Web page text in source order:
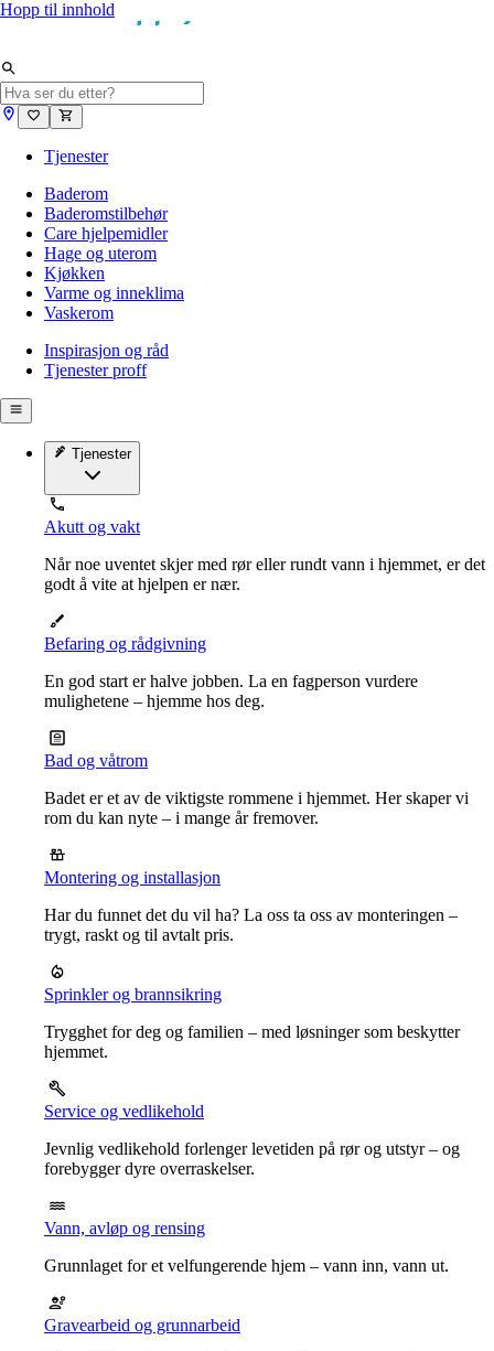
Hopp til innhold
Tjenester
Baderom
Baderomstilbehør
Care hjelpemidler
Hage og uterom
Kjøkken
Varme og inneklima
Vaskerom
Inspirasjon og råd
Tjenester proff
Tjenester
Akutt og vakt
Når noe uventet skjer med rør eller rundt vann i hjemmet, er det
godt å vite at hjelpen er nær.
Befaring og rådgivning
En god start er halve jobben. La en fagperson vurdere
mulighetene – hjemme hos deg.
Bad og våtrom
Badet er et av de viktigste rommene i hjemmet. Her skaper vi
rom du kan nyte – i mange år fremover.
Montering og installasjon
Har du funnet det du vil ha? La oss ta oss av monteringen –
trygt, raskt og til avtalt pris.
Sprinkler og brannsikring
Trygghet for deg og familien – med løsninger som beskytter
hjemmet.
Service og vedlikehold
Jevnlig vedlikehold forlenger levetiden på rør og utstyr – og
forebygger dyre overraskelser.
Vann, avløp og rensing
Grunnlaget for et velfungerende hjem – vann inn, vann ut.
Gravearbeid og grunnarbeid